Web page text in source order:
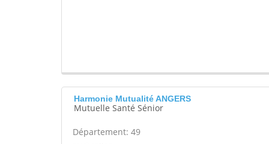
Harmonie Mutualité ANGERS
Mutuelle Santé Sénior
Département: 49